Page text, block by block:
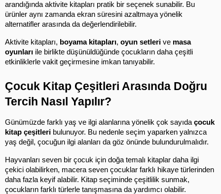
arandığında aktivite kitapları pratik bir seçenek sunabilir. Bu
ürünler aynı zamanda ekran süresini azaltmaya yönelik
alternatifler arasında da değerlendirilebilir.
Aktivite kitapları, boyama kitapları, oyun setleri ve masa
oyunları ile birlikte düşünüldüğünde çocukların daha çeşitli
etkinliklerle vakit geçirmesine imkan tanıyabilir.
Çocuk Kitap Çeşitleri Arasında Doğru
Tercih Nasıl Yapılır?
Günümüzde farklı yaş ve ilgi alanlarına yönelik çok sayıda çocuk
kitap çeşitleri bulunuyor. Bu nedenle seçim yaparken yalnızca
yaş değil, çocuğun ilgi alanları da göz önünde bulundurulmalıdır.
Hayvanları seven bir çocuk için doğa temalı kitaplar daha ilgi
çekici olabilirken, macera seven çocuklar farklı hikaye türlerinden
daha fazla keyif alabilir. Kitap seçiminde çeşitlilik sunmak,
çocukların farklı türlerle tanışmasına da yardımcı olabilir.